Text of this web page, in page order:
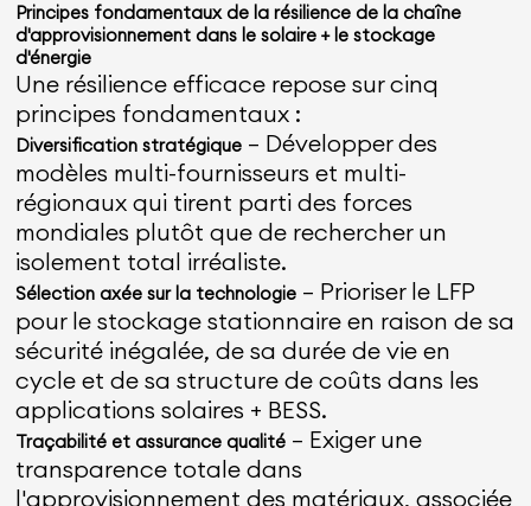
Principes fondamentaux de la résilience de la chaîne
d'approvisionnement dans le solaire + le stockage
d'énergie
Une résilience efficace repose sur cinq
principes fondamentaux :
Diversification stratégique — Développer des
modèles multi-fournisseurs et multi-
régionaux qui tirent parti des forces
mondiales plutôt que de rechercher un
isolement total irréaliste.
Sélection axée sur la technologie — Prioriser le LFP
pour le stockage stationnaire en raison de sa
sécurité inégalée, de sa durée de vie en
cycle et de sa structure de coûts dans les
applications solaires + BESS.
Traçabilité et assurance qualité — Exiger une
transparence totale dans
l'approvisionnement des matériaux, associée